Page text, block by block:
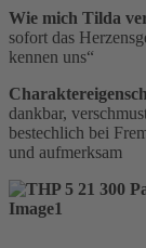
Wie mich Tilda
sofort das
kennen uns“
dankbar,
bestechlich bei
und aufmerksam